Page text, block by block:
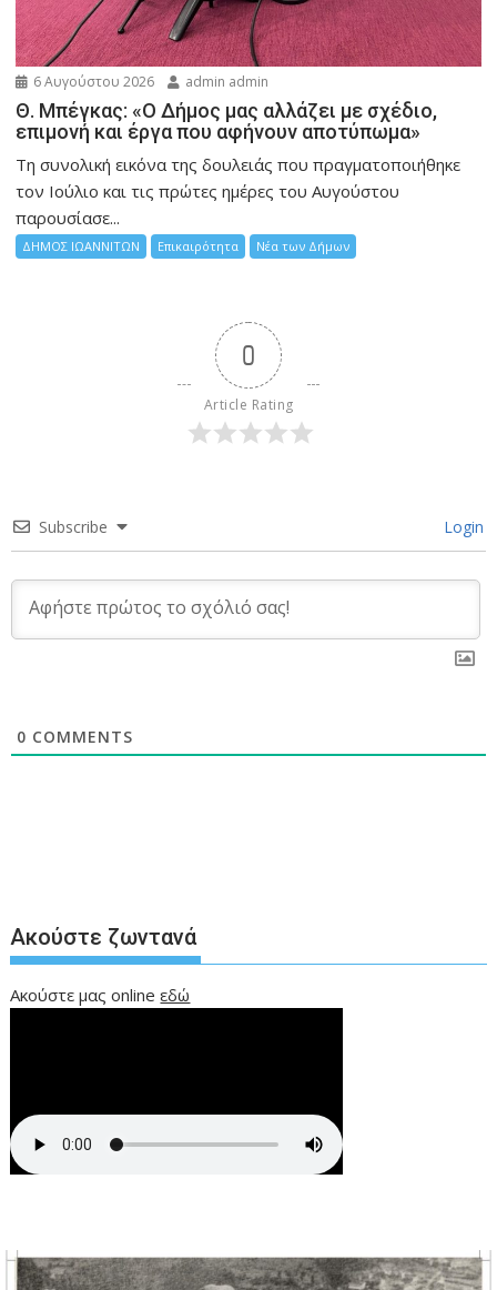
6 Αυγούστου 2026 admin admin
Θ. Μπέγκας: «Ο Δήμος μας αλλάζει με σχέδιο,
επιμονή και έργα που αφήνουν αποτύπωμα»
Τη συνολική εικόνα της δουλειάς που πραγματοποιήθηκε
τον Ιούλιο και τις πρώτες ημέρες του Αυγούστου
παρουσίασε...
ΔΗΜΟΣ ΙΩΑΝΝΙΤΩΝ Επικαιρότητα Νέα των Δήμων
0
Article Rating
Subscribe Login
0 COMMENTS
Ακούστε ζωντανά
Ακούστε μας onlineεδώ